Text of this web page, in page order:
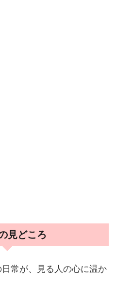
見どころ
常が、見る人の心に温か